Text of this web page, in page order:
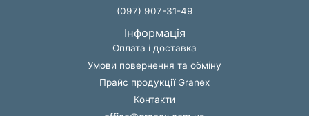
(097) 907-31-49
Інформація
Оплата і доставка
Умови повернення та обміну
Прайс продукції Granex
Контакти